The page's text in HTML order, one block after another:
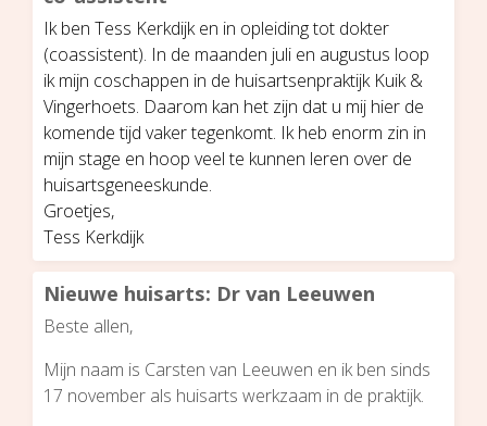
Ik ben Tess Kerkdijk en in opleiding tot dokter
(coassistent). In de maanden juli en augustus loop
ik mijn coschappen in de huisartsenpraktijk Kuik &
Vingerhoets. Daarom kan het zijn dat u mij hier de
komende tijd vaker tegenkomt. Ik heb enorm zin in
mijn stage en hoop veel te kunnen leren over de
huisartsgeneeskunde.
Groetjes,
Tess Kerkdijk
Nieuwe huisarts: Dr van Leeuwen
Beste allen,
Mijn naam is Carsten van Leeuwen en ik ben sinds
17 november als huisarts werkzaam in de praktijk.